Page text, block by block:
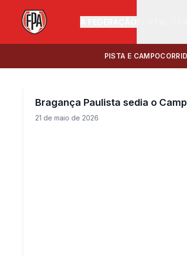
PISTA E CAMPO
Bragança Paulista sedia o
21 de maio de 2026